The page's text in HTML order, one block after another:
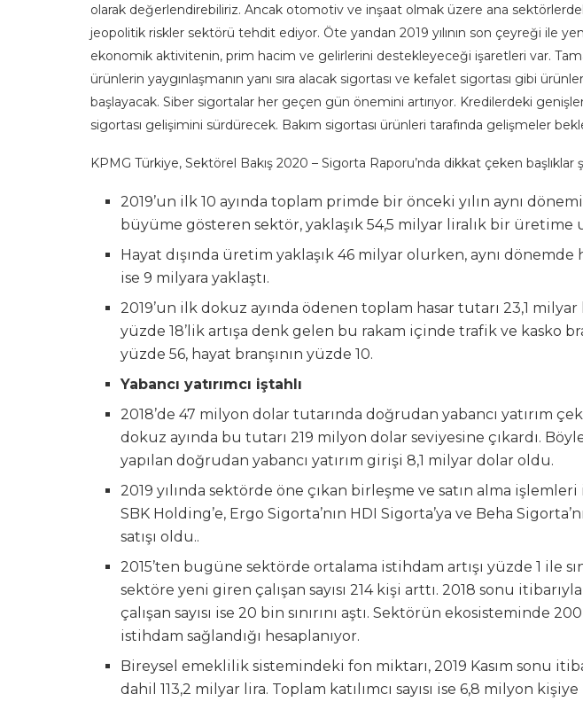
olarak değerlendirebiliriz. Ancak otomotiv ve inşaat olmak üzere ana
jeopolitik riskler sektörü tehdit ediyor. Öte yandan 2019 yılının son çeyreği ile
ekonomik aktivitenin, prim hacim ve gelirlerini destekleyeceği işaretleri var.
ürünlerin yaygınlaşmanın yanı sıra alacak sigortası ve kefalet sigortası gibi
başlayacak. Siber sigortalar her geçen gün önemini artırıyor. Kredilerdeki
sigortası gelişimini sürdürecek. Bakım sigortası ürünleri tarafında gelişmeler
KPMG Türkiye, Sektörel Bakış 2020 – Sigorta Raporu’nda dikkat çeken başlıklar
2019’un ilk 10 ayında toplam primde bir önceki yılın aynı
büyüme gösteren sektör, yaklaşık 54,5 milyar liralık bir üretime
Hayat dışında üretim yaklaşık 46 milyar olurken, aynı
ise 9 milyara yaklaştı.
2019’un ilk dokuz ayında ödenen toplam hasar tutarı 23,1 milyar
yüzde 18’lik artışa denk gelen bu rakam içinde trafik ve kasko
yüzde 56, hayat branşının yüzde 10.
Yabancı yatırımcı iştahlı
2018’de 47 milyon dolar tutarında doğrudan yabancı yatırım
dokuz ayında bu tutarı 219 milyon dolar seviyesine çıkardı.
yapılan doğrudan yabancı yatırım girişi 8,1 milyar dolar oldu.
2019 yılında sektörde öne çıkan birleşme ve satın alma işlemleri
SBK Holding’e, Ergo Sigorta’nın HDI Sigorta’ya ve Beha
satışı oldu..
2015’ten bugüne sektörde ortalama istihdam artışı yüzde 1 ile
sektöre yeni giren çalışan sayısı 214 kişi arttı. 2018 sonu
çalışan sayısı ise 20 bin sınırını aştı. Sektörün ekosisteminde
istihdam sağlandığı hesaplanıyor.
Bireysel emeklilik sistemindeki fon miktarı, 2019 Kasım sonu
dahil 113,2 milyar lira. Toplam katılımcı sayısı ise 6,8 milyon